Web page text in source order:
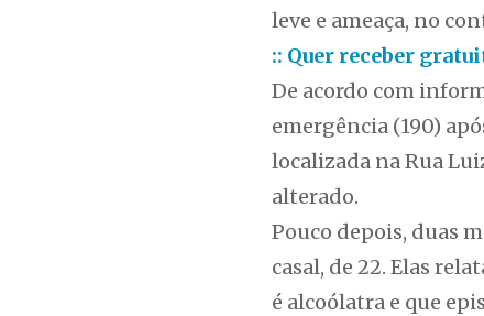
leve e ameaça, no
:: Quer receber
De acordo com
emergência (190)
localizada na Rua
alterado.
Pouco depois, duas
casal, de 22. Elas
é alcoólatra e que